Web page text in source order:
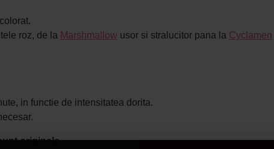
roz, de la Marshmallow usor si stralucitor pana la Cyclamen
in functie de intensitatea dorita.
originale.